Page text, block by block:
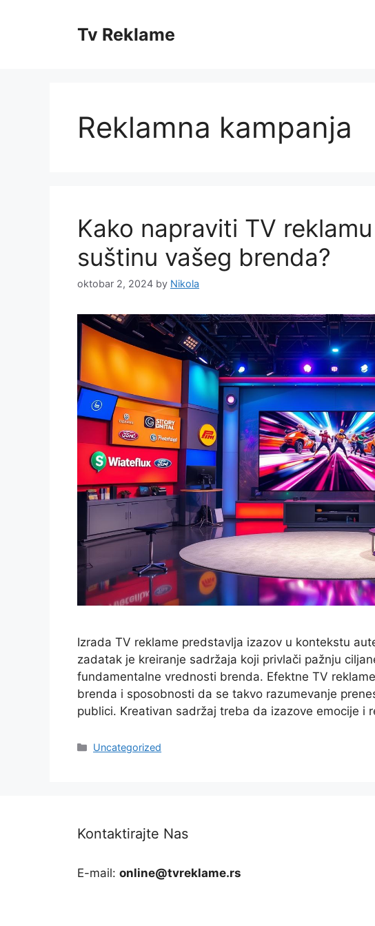
Tv Reklame
Reklamna kampanja
Kako napraviti TV
suštinu vašeg brenda?
oktobar 2, 2024 by Nikola
Izrada TV reklame predstavlja izazov u kontekstu
zadatak je kreiranje sadržaja koji privlači pažnju
fundamentalne vrednosti brenda. Efektne TV
brenda i sposobnosti da se takvo razumevanje
publici. Kreativan sadržaj treba da izazove emocije i
Categories
Uncategorized
Kontaktirajte Nas
E-mail: online@tvreklame.rs